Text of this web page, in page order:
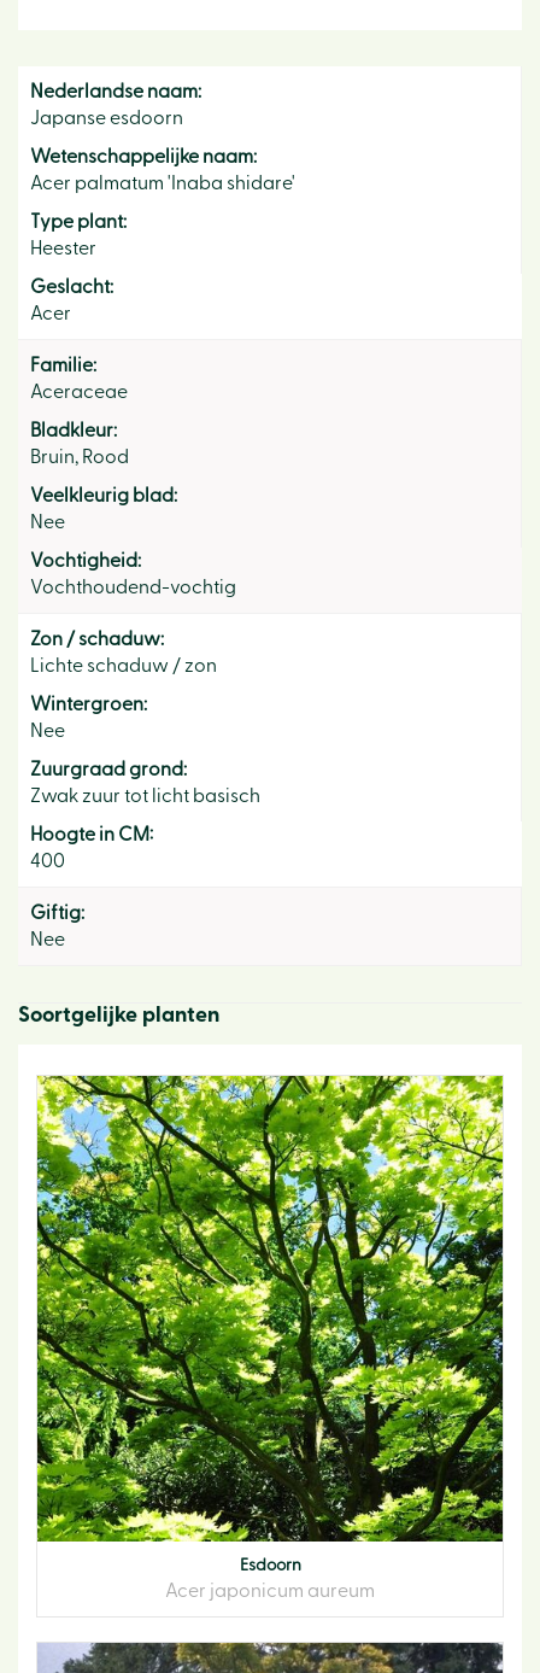
Nederlandse naam:
Japanse esdoorn
Wetenschappelijke naam:
Acer palmatum 'Inaba shidare'
Type plant:
Heester
Geslacht:
Acer
Familie:
Aceraceae
Bladkleur:
Bruin, Rood
Veelkleurig blad:
Nee
Vochtigheid:
Vochthoudend-vochtig
Zon / schaduw:
Lichte schaduw / zon
Wintergroen:
Nee
Zuurgraad grond:
Zwak zuur tot licht basisch
Hoogte in CM:
400
Giftig:
Nee
Soortgelijke planten
Esdoorn
Acer japonicum aureum